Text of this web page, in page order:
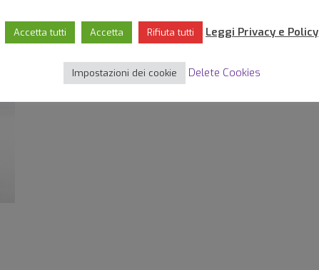
Accetta tutti Accetta Rifiuta tutti Leggi Privacy e Policy
Impostazioni dei cookie Delete Cookies